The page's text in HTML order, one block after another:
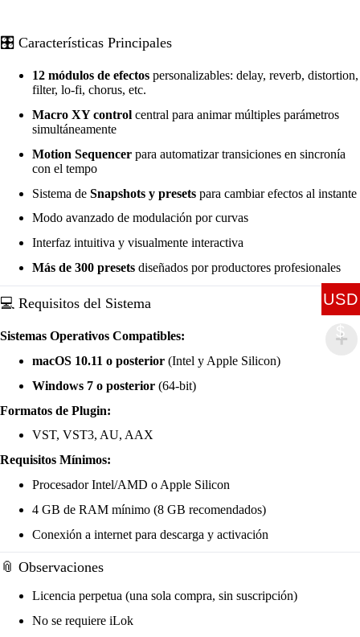
🎛️ Características Principales
12 módulos de efectos personalizables: delay, reverb, distortion,
filter, lo-fi, chorus, etc.
Macro XY control central para animar múltiples parámetros
simultáneamente
Motion Sequencer para automatizar transiciones en sincronía
con el tempo
Sistema de Snapshots y presets para cambiar efectos al instante
Modo avanzado de modulación por curvas
Interfaz intuitiva y visualmente interactiva
Más de 300 presets diseñados por productores profesionales
💻 Requisitos del Sistema
Sistemas Operativos Compatibles:
macOS 10.11 o posterior (Intel y Apple Silicon)
Windows 7 o posterior (64-bit)
Formatos de Plugin:
VST, VST3, AU, AAX
Requisitos Mínimos:
Procesador Intel/AMD o Apple Silicon
4 GB de RAM mínimo (8 GB recomendados)
Conexión a internet para descarga y activación
📎 Observaciones
Licencia perpetua (una sola compra, sin suscripción)
No se requiere iLok
USD
$